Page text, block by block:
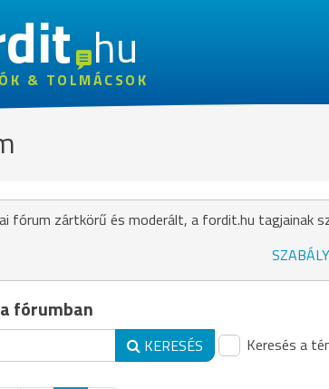
hu
& TOLMÁCSOK
fórum zártkörű és moderált, a fordit.hu tagjainak
fórumban
KERESÉS Keresés a